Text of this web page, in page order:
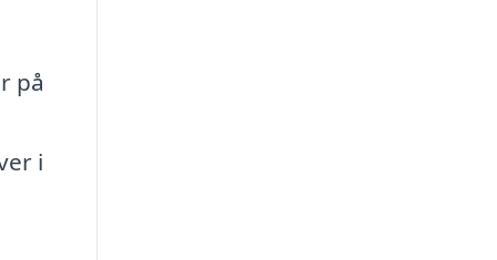
på
i